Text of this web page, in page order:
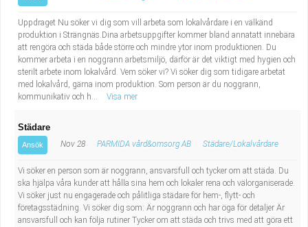
Uppdraget Nu söker vi dig som vill arbeta som lokalvårdare i en välkänd
produktion i Strängnäs.Dina arbetsuppgifter kommer bland annatatt innebära
att rengöra och städa både större och mindre ytor inom produktionen. Du
kommer arbeta i en noggrann arbetsmiljö, därför är det viktigt med hygien och
sterilt arbete inom lokalvård. Vem söker vi? Vi söker dig som tidigare arbetat
med lokalvård, gärna inom produktion. Som person är du noggrann,
kommunikativ och h...
Visa mer
Städare
Ansök Nov 28 PARMIDA vård&omsorg AB Städare/Lokalvårdare
Vi söker en person som är noggrann, ansvarsfull och tycker om att städa. Du
ska hjälpa våra kunder att hålla sina hem och lokaler rena och välorganiserade.
Vi söker just nu engagerade och pålitliga städare för hem-, flytt- och
företagsstädning. Vi söker dig som: Är noggrann och har öga för detaljer Är
ansvarsfull och kan följa rutiner Tycker om att städa och trivs med att göra ett